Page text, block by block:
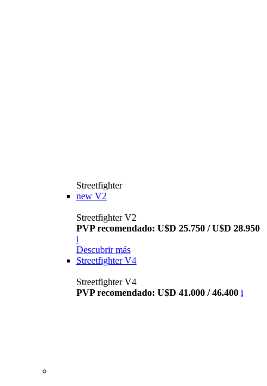
Streetfighter
new V2
Streetfighter V2
PVP recomendado: U$D 25.750 / U$D 28.950
i
Descubrir más
Streetfighter V4
Streetfighter V4
PVP recomendado: U$D 41.000 / 46.400 i